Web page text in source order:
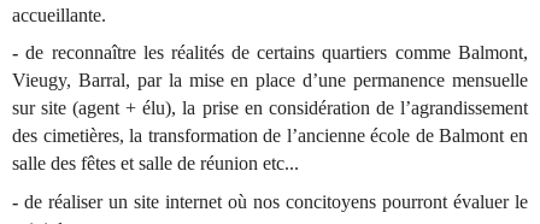
accueillante.
- de reconnaître les réalités de certains quartiers comme Balmont,
Vieugy, Barral, par la mise en place d’une permanence mensuelle
sur site (agent + élu), la prise en considération de l’agrandissement
des cimetières, la transformation de l’ancienne école de Balmont en
salle des fêtes et salle de réunion etc...
- de réaliser un site internet où nos concitoyens pourront évaluer le